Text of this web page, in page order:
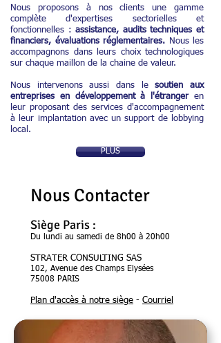
Nous proposons à nos clients une gamme
complète d'expertises sectorielles et
fonctionnelles :assistance, audits techniques et
financiers, évaluations réglementaires. Nous les
accompagnons dans leurs choix technologiques
sur chaque maillon de la chaine de valeur.
Nous intervenons aussi dans lesoutien aux
entreprises en développement à l'étrangeren
leur proposant des services d'accompagnement
à leur implantation avec un support de lobbying
local.
PLUS
Nous Contacter
Siège Paris :
Du lundi au samedi de 8h00 à 20h00​
STRATER CONSULTING SAS
102, Avenue des Champs Elysées​​
75008 PARIS
Plan d'accès à notre siège - Courriel